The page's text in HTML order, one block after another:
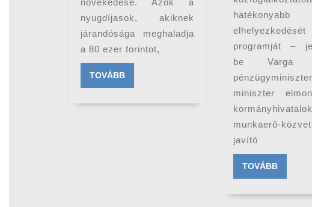
növekedése. Azok a
nyugdíjasok, akiknek
járandósága meghaladja
a 80 ezer forintot,
TOVÁBBTOVÁBB
hatékonyabb
programját –
be Varga
miniszter
kormányhivatalok
munkaerő-
javító
TOVÁBBTOVÁBB